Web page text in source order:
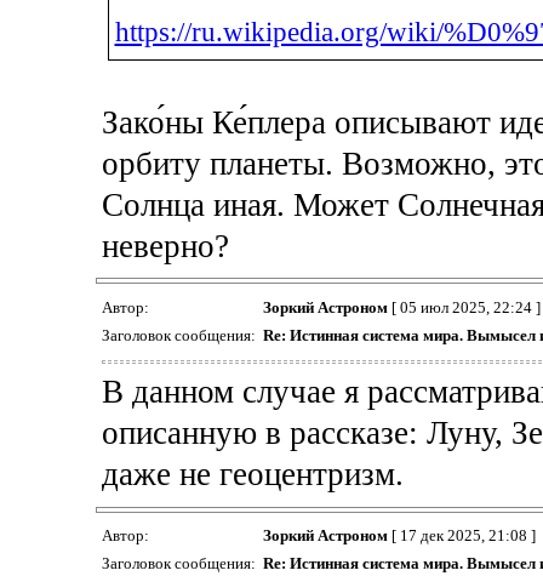
https://ru.wikipedia.org/wiki/
Зако́ны Ке́плера описывают
орбиту планеты. Возможно,
Солнца иная. Может
неверно?
Автор: Зоркий Астроном[ 05 июл 2025, 22:24 ]
Заголовок сообщения: Re: Истинная система мира. Вымысел
В данном случае я
описанную в рассказе: Луну,
даже не геоцентризм.
Автор: Зоркий Астроном[ 17 дек 2025, 21:08 ]
Заголовок сообщения: Re: Истинная система мира. Вымысел